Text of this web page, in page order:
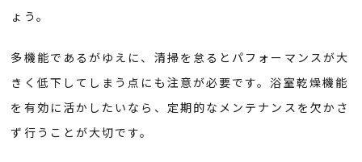
ょう。
多機能であるがゆえに、清掃を怠るとパフォーマンスが大
きく低下してしまう点にも注意が必要です。浴室乾燥機能
を有効に活かしたいなら、定期的なメンテナンスを欠かさ
ず行うことが大切です。